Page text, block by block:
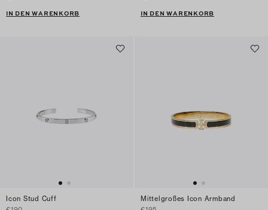
IN DEN WARENKORB IN DEN WARENKORB
Icon Stud Cuff
Mittelgroßes Icon Armband